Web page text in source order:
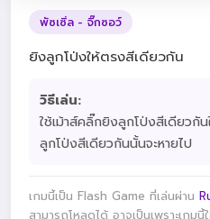
พัซเซิ่ล - จิ๊กซอว์
ยิงลูกโป่งให้ตรงสีเดียวกัน
วิธีเล่น:
ใช้เม้าส์คลิ๊กยิงลูกโป่งสีเดียวกั
ลูกโป่งสีเดียวกันนั้นจะหายไป
เกมนี้เป็น Flash Game ที่เล่นผ่าน
สามารถโหลดได้ อาจเป็นเพราะเก